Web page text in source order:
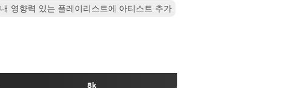
내 영향력 있는 플레이리스트에 아티스트 추가
8k